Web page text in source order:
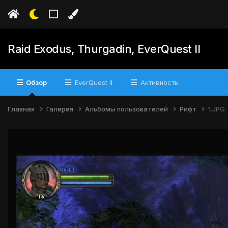
Raid Exodus, Thurgadin, EverQuest II
Обзор EverQuest II Активность
Главная Галерея Альбомы пользователей Рифт 1.JPG